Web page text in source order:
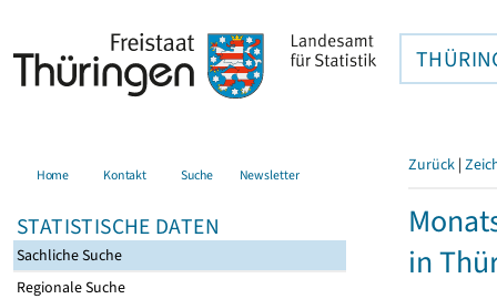
Home Kontakt Suche Newsletter
STATISTISCHE DATEN
Sachliche Suche
Regionale Suche
Zurück |
in